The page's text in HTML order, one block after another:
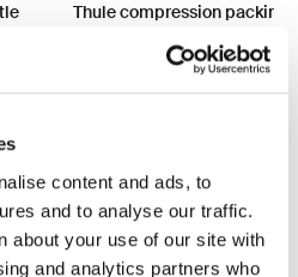
content and ads, to
and to analyse our traffic.
about your use of our site with
and analytics partners who
Thule compression packing
pequeño verde suave